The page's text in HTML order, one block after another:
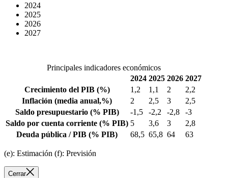
2024
2025
2026
2027
Principales indicadores económicos
2024 2025 2026 2027
Crecimiento del PIB (%) 1,2 1,1 2
2,2
Inflación (media anual,%) 2 2,5 3
2,5
Saldo presupuestario (% PIB) -1,5 -2,2 -2,8
-3
Saldo por cuenta corriente (% PIB) 5 3,6 3
2,8
Deuda pública / PIB (% PIB) 68,5 65,8 64 63
(e): Estimación (f): Previsión
Cerrar